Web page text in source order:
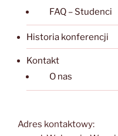
FAQ – Studenci
Historia konferencji
Kontakt
O nas
Adres kontaktowy: